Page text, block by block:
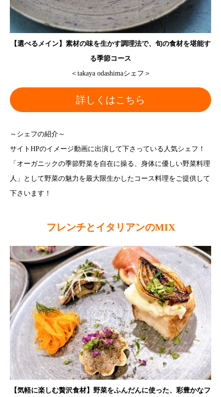
【選べるメイン】素材の味を生かす調理法で、旬の食材を堪能す
る季節コース
＜takaya odashimaシェフ＞
詳しくはこちら
～シェフの紹介～
サイトHPのイメージ動画に出演して下さっている人気シェフ！
「オーガニックの季節野菜を自在に操る、身体に優しい野菜料理
人」として野菜の魅力を最大限生かしたコース料理をご提供して
下さいます！
フレンチとイタリアンのMIX
【気軽に楽しむ贅沢食材】野菜をふんだんに使った、彩豊かなフ